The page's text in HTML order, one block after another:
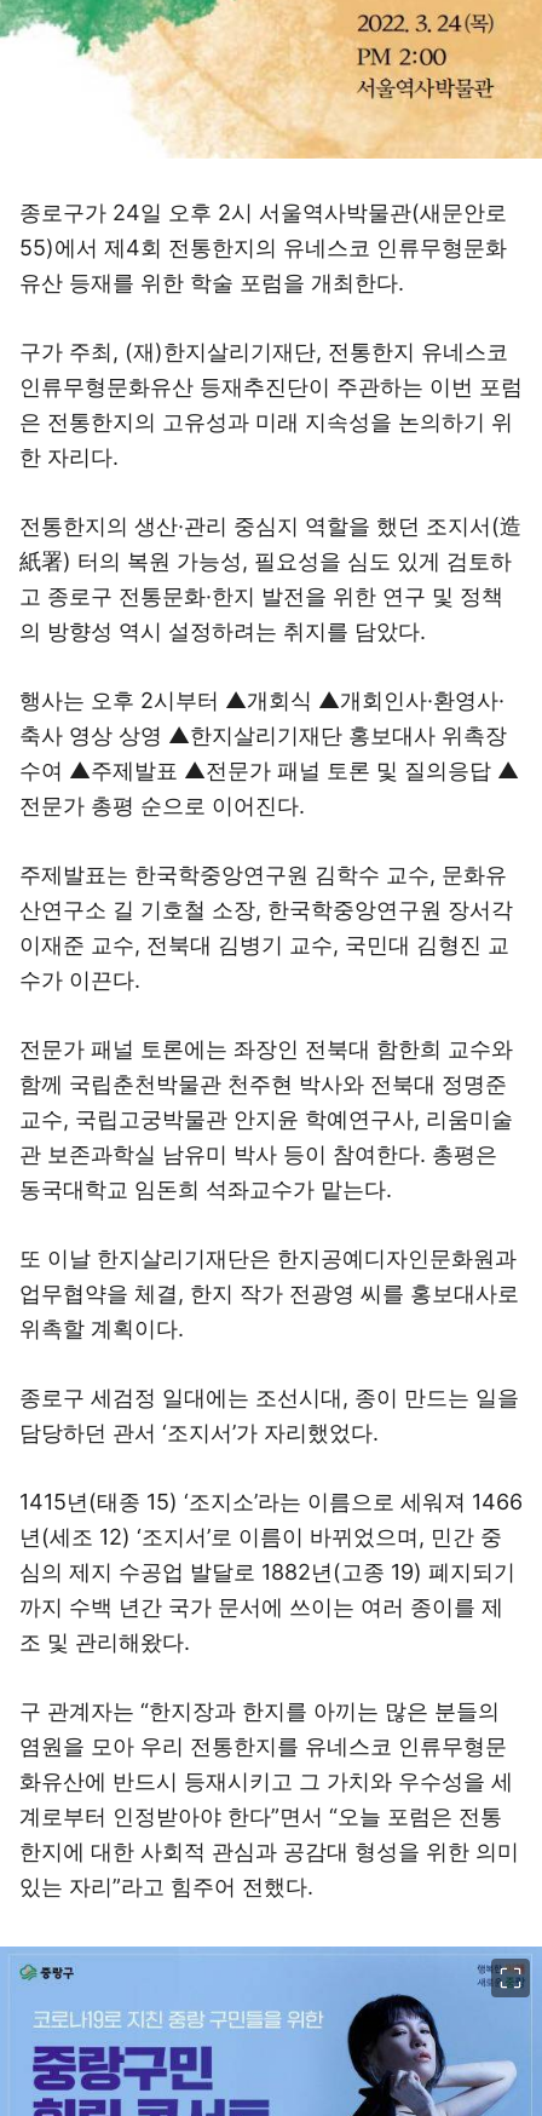
종로구가 24일 오후 2시 서울역사박물관(새문안로
55)에서 제4회 전통한지의 유네스코 인류무형문화
유산 등재를 위한 학술 포럼을 개최한다.
구가 주최, (재)한지살리기재단, 전통한지 유네스코
인류무형문화유산 등재추진단이 주관하는 이번 포럼
은 전통한지의 고유성과 미래 지속성을 논의하기 위
한 자리다.
전통한지의 생산·관리 중심지 역할을 했던 조지서(造
紙署) 터의 복원 가능성, 필요성을 심도 있게 검토하
고 종로구 전통문화·한지 발전을 위한 연구 및 정책
의 방향성 역시 설정하려는 취지를 담았다.
행사는 오후 2시부터 ▲개회식 ▲개회인사·환영사·
축사 영상 상영 ▲한지살리기재단 홍보대사 위촉장
수여 ▲주제발표 ▲전문가 패널 토론 및 질의응답 ▲
전문가 총평 순으로 이어진다.
주제발표는 한국학중앙연구원 김학수 교수, 문화유
산연구소 길 기호철 소장, 한국학중앙연구원 장서각
이재준 교수, 전북대 김병기 교수, 국민대 김형진 교
수가 이끈다.
전문가 패널 토론에는 좌장인 전북대 함한희 교수와
함께 국립춘천박물관 천주현 박사와 전북대 정명준
교수, 국립고궁박물관 안지윤 학예연구사, 리움미술
관 보존과학실 남유미 박사 등이 참여한다. 총평은
동국대학교 임돈희 석좌교수가 맡는다.
또 이날 한지살리기재단은 한지공예디자인문화원과
업무협약을 체결, 한지 작가 전광영 씨를 홍보대사로
위촉할 계획이다.
종로구 세검정 일대에는 조선시대, 종이 만드는 일을
담당하던 관서 ‘조지서’가 자리했었다.
1415년(태종 15) ‘조지소’라는 이름으로 세워져 1466
년(세조 12) ‘조지서’로 이름이 바뀌었으며, 민간 중
심의 제지 수공업 발달로 1882년(고종 19) 폐지되기
까지 수백 년간 국가 문서에 쓰이는 여러 종이를 제
조 및 관리해왔다.
구 관계자는 “한지장과 한지를 아끼는 많은 분들의
염원을 모아 우리 전통한지를 유네스코 인류무형문
화유산에 반드시 등재시키고 그 가치와 우수성을 세
계로부터 인정받아야 한다”면서 “오늘 포럼은 전통
한지에 대한 사회적 관심과 공감대 형성을 위한 의미
있는 자리”라고 힘주어 전했다.